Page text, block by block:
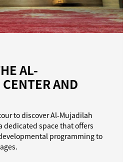
AL-
AND
to discover Al-Mujadilah
dedicated space that offers
programming to